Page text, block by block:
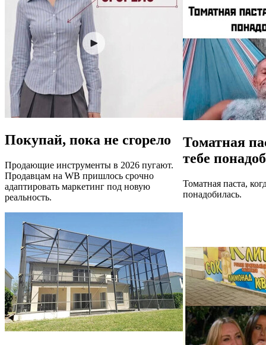
Покупай, пока не сгорело
Продающие инструменты в 2026 пугают.
Продавцам на WB пришлось срочно
адаптировать маркетинг под новую
реальность.
Томатная
тебе
Томатная паста,
понадобилась.